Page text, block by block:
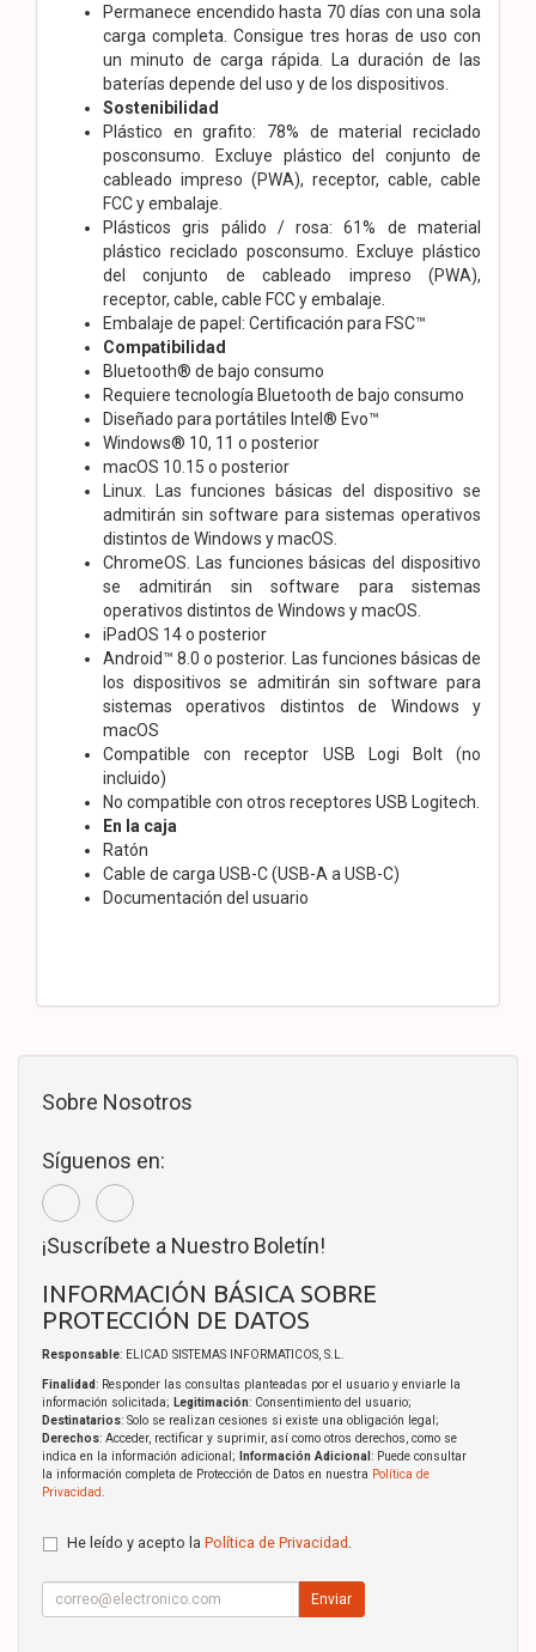
Permanece encendido hasta 70 días con una sola
carga completa. Consigue tres horas de uso con
un minuto de carga rápida. La duración de las
baterías depende del uso y de los dispositivos.
Sostenibilidad
Plástico en grafito: 78% de material reciclado
posconsumo. Excluye plástico del conjunto de
cableado impreso (PWA), receptor, cable, cable
FCC y embalaje.
Plásticos gris pálido / rosa: 61% de material
plástico reciclado posconsumo. Excluye plástico
del conjunto de cableado impreso (PWA),
receptor, cable, cable FCC y embalaje.
Embalaje de papel: Certificación para FSC™
Compatibilidad
Bluetooth® de bajo consumo
Requiere tecnología Bluetooth de bajo consumo
Diseñado para portátiles Intel® Evo™
Windows® 10, 11 o posterior
macOS 10.15 o posterior
Linux. Las funciones básicas del dispositivo se
admitirán sin software para sistemas operativos
distintos de Windows y macOS.
ChromeOS. Las funciones básicas del dispositivo
se admitirán sin software para sistemas
operativos distintos de Windows y macOS.
iPadOS 14 o posterior
Android™ 8.0 o posterior. Las funciones básicas de
los dispositivos se admitirán sin software para
sistemas operativos distintos de Windows y
macOS
Compatible con receptor USB Logi Bolt (no
incluido)
No compatible con otros receptores USB Logitech.
En la caja
Ratón
Cable de carga USB-C (USB-A a USB-C)
Documentación del usuario
Sobre Nosotros
Síguenos en:
¡Suscríbete a Nuestro Boletín!
INFORMACIÓN BÁSICA SOBRE
PROTECCIÓN DE DATOS
Responsable: ELICAD SISTEMAS INFORMATICOS, S.L.
Finalidad: Responder las consultas planteadas por el usuario y enviarle la
información solicitada; Legitimación: Consentimiento del usuario;
Destinatarios: Solo se realizan cesiones si existe una obligación legal;
Derechos: Acceder, rectificar y suprimir, así como otros derechos, como se
indica en la información adicional;
Información Adicional : Puede consultar
la información completa de Protección de Datos en nuestra Política de
Privacidad
He leído y acepto la Política de Privacidad
Enviar